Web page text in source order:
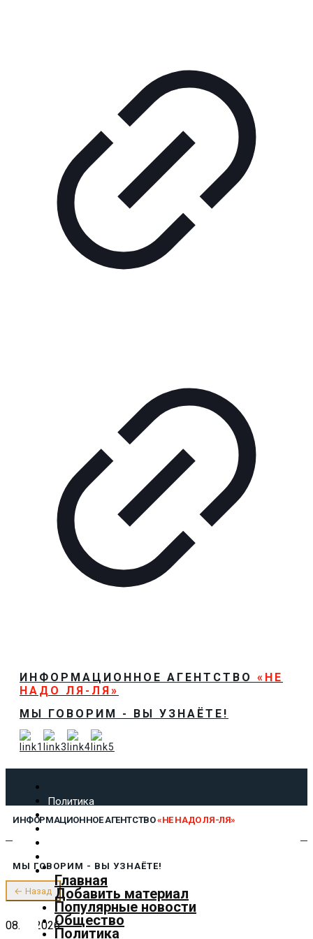
ИНФОРМАЦИОННОЕ АГЕНТСТВО «НЕ
НАДО ЛЯ-ЛЯ»
МЫ ГОВОРИМ - ВЫ УЗНАЁТЕ!
Политика
Экономика
Культура
Предложить новость
О нас
ИНФОРМАЦИОННОЕ АГЕНТСТВО«НЕ НАДО ЛЯ-ЛЯ»
Главная
Добавить материал
Популярные новости
Общество
Политика
МЫ ГОВОРИМ - ВЫ УЗНАЁТЕ!
← Назад
08.06.2026